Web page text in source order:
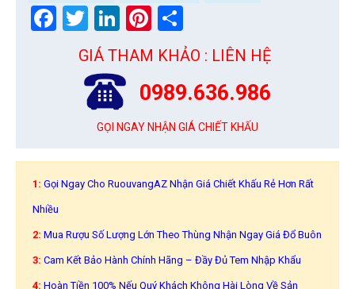
Facebook
Twitter
LinkedIn
Pinterest
GIÁ THAM KHẢO : LIÊN HỆ
0989.636.986
GỌI NGAY NHẬN GIÁ CHIẾT KHẤU
1: Gọi Ngay Cho RuouvangAZ Nhận Giá Chiết Khấu Rẻ Hơn Rất
Nhiều
2: Mua Rượu Số Lượng Lớn Theo Thùng Nhận Ngay Giá Đổ Buôn
3: Cam Kết Bảo Hành Chính Hãng – Đầy Đủ Tem Nhập Khẩu
4: Hoàn Tiền 100% Nếu Quý Khách Không Hài Lòng Về Sản